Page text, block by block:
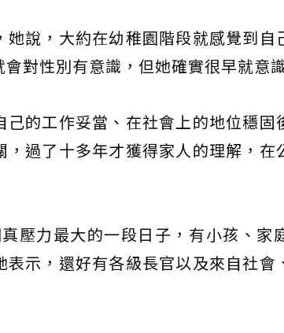
她說，大約在幼稚園階段就感覺到
對性別有意識，但她確實很早就意
己的工作妥當、在社會上的地位穩
，過了十多年才獲得家人的理解，
壓力最大的一段日子，有小孩、家
示，還好有各級長官以及來自社